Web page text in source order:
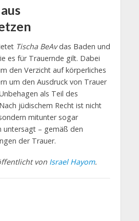
Tischa BeAvdas Baden und
es für Trauernde gilt. Dabei
den Verzicht auf körperliches
um den Ausdruck von Trauer
als Teil des
jüdischem Recht ist nicht
mitunter sogar
untersagt – gemäß den
der Trauer.
von Israel Hayom.